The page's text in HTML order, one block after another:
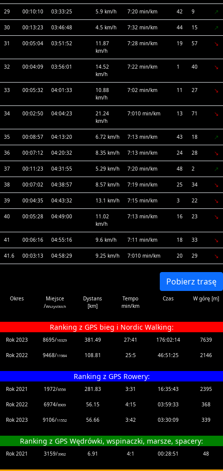
29 00:10:10 03:33:25 5.9 km/h 7:20 min/km 42 9
30 00:13:23 03:46:48 4.5 km/h 7:32 min/km 44 15
31 00:05:04 03:51:52
11.87
km/h
7:28 min/km 19 57
32 00:04:09 03:56:01
14.52
km/h
7:22 min/km 1 40
33 00:05:32 04:01:33
10.88
km/h
7:02 min/km 11 27
34 00:02:50 04:04:23
21.24
km/h
7:010 min/km 13 71
35 00:08:57 04:13:20 6.72 km/h 7:13 min/km 43 18
36 00:07:12 04:20:32 8.35 km/h 7:13 min/km 24 28
37 00:11:23 04:31:55 5.29 km/h 7:20 min/km 48 2
38 00:07:02 04:38:57 8.57 km/h 7:19 min/km 25 34
39 00:04:35 04:43:32 13.1 km/h 7:15 min/km 3 22
40 00:05:28 04:49:00
11.02
km/h
7:13 min/km 16 23
41 00:06:16 04:55:16 9.6 km/h 7:11 min/km 18 33
41.6 00:03:13 04:58:29 9.25 km/h 7:010 min/km 20 29
Pobierz trasę
Okres
Miejsce
/Wszystkich
Dystans
[km]
Tempo
min/km
Czas W górę [m]
Ranking z GPS bieg i Nordic Walking:
Rok 2023 8695/16329 381.49 27:41 176:02:14 7639
Rok 2022 9468/11984 108.81 25:5 46:51:25 2146
Ranking z GPS Rowery:
Rok 2021 1972/6556 281.83 3:31 16:35:43 2395
Rok 2022 6974/8909 56.15 4:15 03:59:33 368
Rok 2023 9106/11552 56.66 3:42 03:30:09 339
Ranking z GPS Wędrówki, wspinaczki, marsze, spacery:
Rok 2021 3159/3962 6.91 4:1 00:28:51 48